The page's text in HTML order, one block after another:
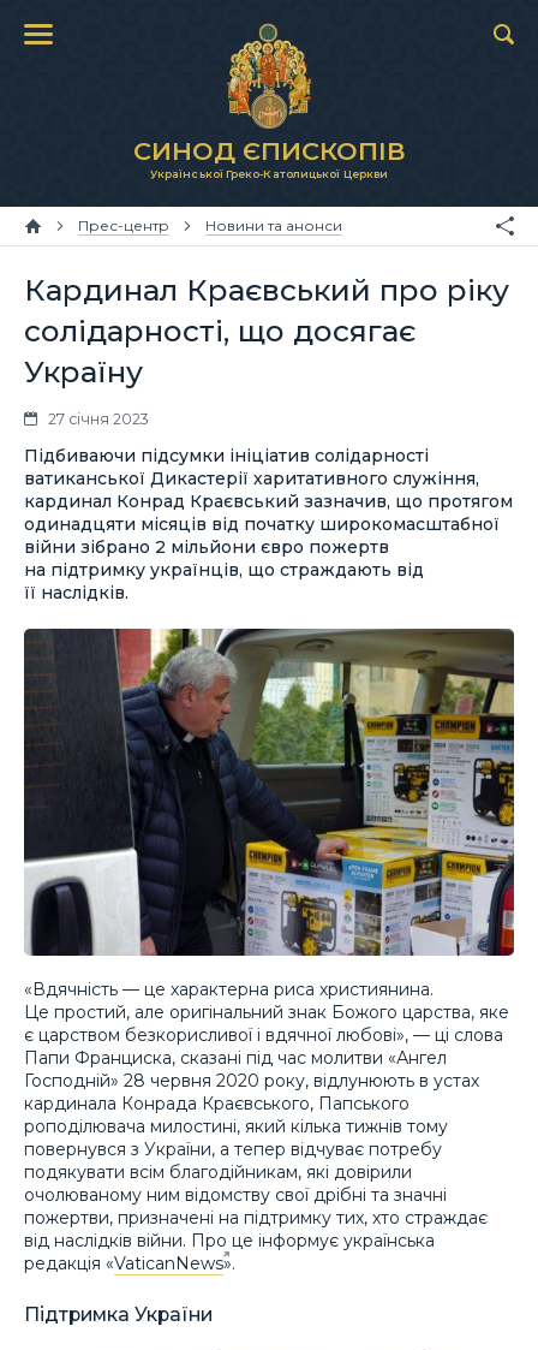
СИНОД ЄПИСКОПІВ
Української Греко-Католицької Церкви
Прес-центр Новини та анонси
Кардинал Краєвський про ріку
солідарності, що досягає
Україну
27 січня 2023
Підбиваючи підсумки ініціатив солідарності
ватиканської Дикастерії харитативного служіння,
кардинал Конрад Краєвський зазначив, що протягом
одинадцяти місяців від початку широкомасштабної
війни зібрано 2 мільйони євро пожертв
на підтримку українців, що страждають від
її наслідків.
«Вдячність — це характерна риса християнина.
Це простий, але оригінальний знак Божого царства, яке
є царством безкорисливої і вдячної любові», — ці слова
Папи Франциска, сказані під час молитви «Ангел
Господній» 28 червня 2020 року, відлунюють в устах
кардинала Конрада Краєвського, Папського
роподілювача милостині, який кілька тижнів тому
повернувся з України, а тепер відчуває потребу
подякувати всім благодійникам, які довірили
очолюваному ним відомству свої дрібні та значні
пожертви, призначені на підтримку тих, хто страждає
від наслідків війни. Про це інформує українська
редакція «VaticanNews».
Підтримка України